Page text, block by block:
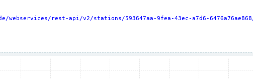
rest-api/v2/stations/593647aa-9fea-43ec-a7d6-6476a76ae868/